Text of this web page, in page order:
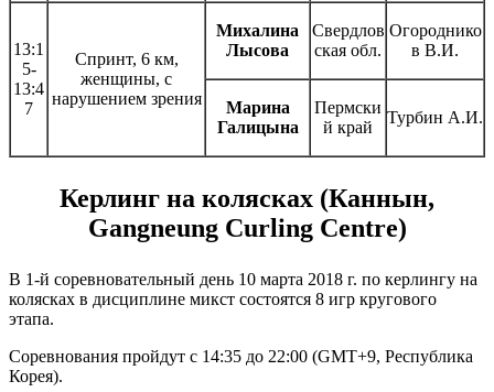
13:1
5-
13:4
7
Спринт, 6 км,
женщины, с
нарушением зрения
Михалина
Лысова
Свердлов
ская обл.
Огороднико
в В.И.
Марина
Галицына
Пермски
й край
Турбин А.И.
Керлинг на колясках (Каннын,
Gangneung Curling Centre)
В 1-й соревновательный день 10 марта 2018 г. по керлингу на
колясках в дисциплине микст состоятся 8 игр кругового
этапа.
Соревнования пройдут с 14:35 до 22:00 (GMT+9, Республика
Корея).